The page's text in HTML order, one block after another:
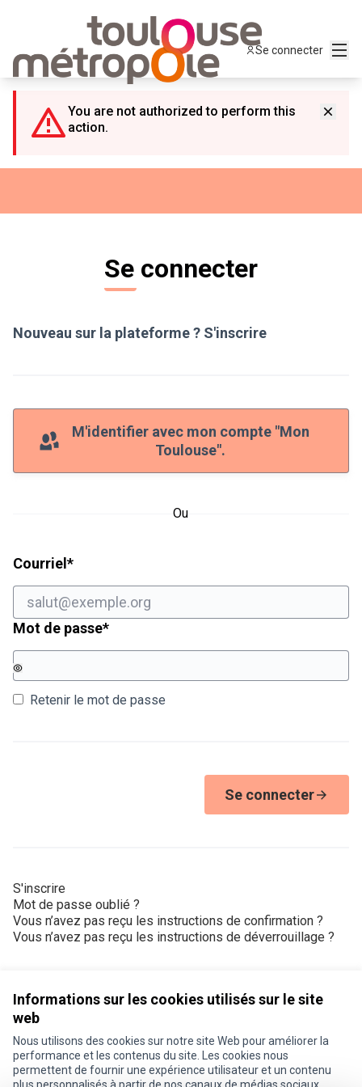
Informations sur les cookies utilisés sur le site
web
Nous utilisons des cookies sur notre site Web pour améliorer la
performance et les contenus du site. Les cookies nous
permettent de fournir une expérience utilisateur et un contenu
Se connecter
You are not authorized to perform this
action.
Se connecter
Nouveau sur la plateforme ? S'inscrire
M'identifier avec mon compte "Mon
Toulouse".
Ou
Courriel *Champ obligatoire
Mot de passe*Champ obligatoire
Retenir le mot de passe
Se connecter
S'inscrire
Mot de passe oublié ?
Vous n’avez pas reçu les instructions de confirmation ?
Vous n’avez pas reçu les instructions de déverrouillage ?
Conditions d'utilisation
Paramètres des cookies
Je participe ! sur X
Je participe ! sur Facebook
Je participe ! sur Instagram